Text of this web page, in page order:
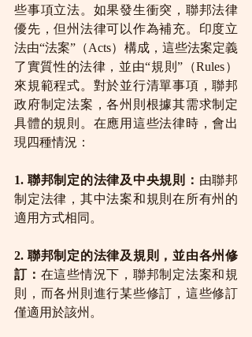
些事項立法。如果發生衝突，聯邦法律
優先，但州法律可以作為補充。印度立
法由“法案”（Acts）構成，這些法案定義
了實質性的法律，並由“規則”（Rules）
來規範程式。對於並行清單事項，聯邦
政府制定法案，各州則根據其需求制定
具體的規則。在應用這些法律時，會出
現四種情況：
1. 聯邦制定的法律及中央規則： 由聯邦
制定法律，其中法案和規則在所有州的
適用方式相同。
2. 聯邦制定的法律及規則，並由各州修
訂： 在這些情況下，聯邦制定法案和規
則，而各州則進行某些修訂，這些修訂
僅適用於該州。